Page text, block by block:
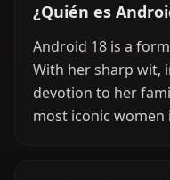
¿Quién es
Android 18 is a
With her sharp wit,
devotion to her
most iconic women